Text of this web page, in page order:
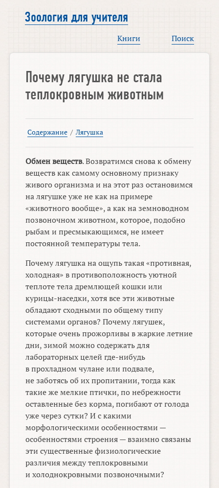
Зоология для учителя
Книги Поиск
Почему лягушка не стала
теплокровным животным
Содержание / Лягушка
Обмен веществ. Возвратимся снова к обмену
веществ как самому основному признаку
живого организма и на этот раз остановимся
на лягушке уже не как на примере
«животного вообще», а как на земноводном
позвоночном животном, которое, подобно
рыбам и пресмыкающимся, не имеет
постоянной температуры тела.
Почему лягушка на ощупь такая «противная,
холодная» в противоположность уютной
теплоте тела дремлющей кошки или
курицы-наседки, хотя все эти животные
обладают сходными по общему типу
системами органов? Почему лягушек,
которые очень прожорливы в жаркие летние
дни, зимой можно содержать для
лабораторных целей где-нибудь
в прохладном чулане или подвале,
не заботясь об их пропитании, тогда как
такие же мелкие птички, по небрежности
оставленные без корма, погибают от голода
уже через сутки? И с какими
морфологическими особенностями —
особенностями строения — взаимно связаны
эти существенные физиологические
различия между теплокровными
и холоднокровными позвоночными?